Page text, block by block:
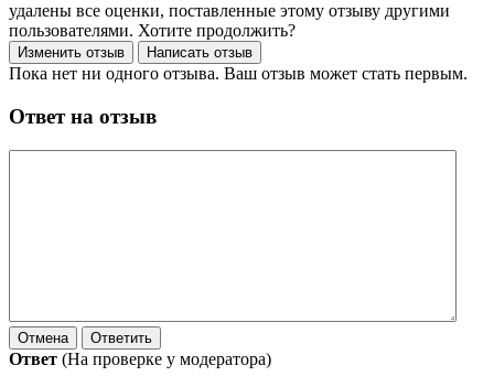
удалены все оценки, поставленные этому отзыву другими
пользователями. Хотите продолжить?
Пока нет ни одного отзыва. Ваш отзыв может стать первым.
Ответ на отзыв
Ответ (На проверке у модератора)